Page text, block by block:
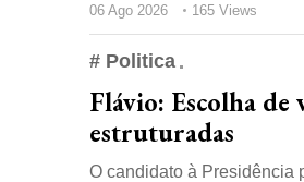
06 Ago 2026
165 Views
# Politica
Flávio: Escolha
estruturadas
O candidato à Presidência